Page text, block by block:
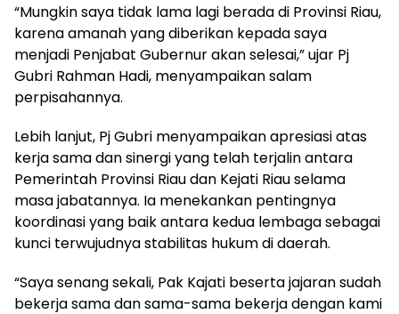
“Mungkin saya tidak lama lagi berada di Provinsi Riau,
karena amanah yang diberikan kepada saya
menjadi Penjabat Gubernur akan selesai,” ujar Pj
Gubri Rahman Hadi, menyampaikan salam
perpisahannya.
Lebih lanjut, Pj Gubri menyampaikan apresiasi atas
kerja sama dan sinergi yang telah terjalin antara
Pemerintah Provinsi Riau dan Kejati Riau selama
masa jabatannya. Ia menekankan pentingnya
koordinasi yang baik antara kedua lembaga sebagai
kunci terwujudnya stabilitas hukum di daerah.
“Saya senang sekali, Pak Kajati beserta jajaran sudah
bekerja sama dan sama-sama bekerja dengan kami